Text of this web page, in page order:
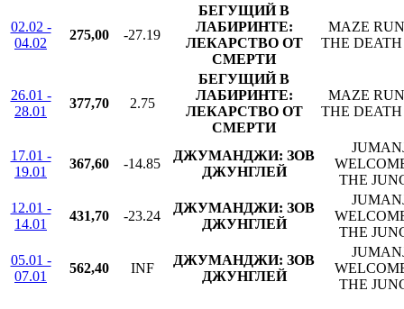
02.02 -
04.02
275,00 -27.19
БЕГУЩИЙ В
ЛАБИРИНТЕ:
ЛЕКАРСТВО ОТ
СМЕРТИ
MAZE
THE
26.01 -
28.01
377,70 2.75
БЕГУЩИЙ В
ЛАБИРИНТЕ:
ЛЕКАРСТВО ОТ
СМЕРТИ
MAZE
THE
17.01 -
19.01
367,60 -14.85
ДЖУМАНДЖИ: ЗОВ
ДЖУНГЛЕЙ
THE
12.01 -
14.01
431,70 -23.24
ДЖУМАНДЖИ: ЗОВ
ДЖУНГЛЕЙ
THE
05.01 -
07.01
562,40 INF
ДЖУМАНДЖИ: ЗОВ
ДЖУНГЛЕЙ
THE